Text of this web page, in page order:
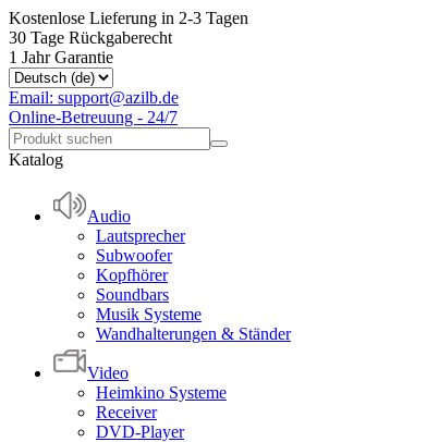
Kostenlose Lieferung in 2-3 Tagen
30 Tage Rückgaberecht
1 Jahr Garantie
Email: support@azilb.de
Online-Betreuung - 24/7
Katalog
Audio
Lautsprecher
Subwoofer
Kopfhörer
Soundbars
Musik Systeme
Wandhalterungen & Ständer
Video
Heimkino Systeme
Receiver
DVD-Player